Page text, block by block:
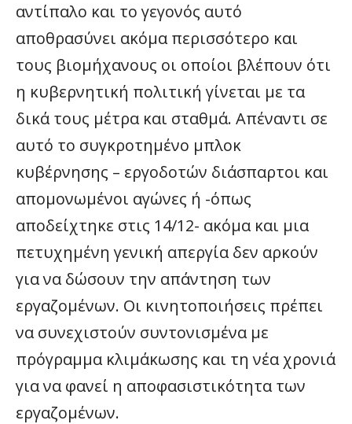
αντίπαλο και το γεγονός αυτό
αποθρασύνει ακόμα περισσότερο και
τους βιομήχανους οι οποίοι βλέπουν ότι
η κυβερνητική πολιτική γίνεται με τα
δικά τους μέτρα και σταθμά. Απέναντι σε
αυτό το συγκροτημένο μπλοκ
κυβέρνησης – εργοδοτών διάσπαρτοι και
απομονωμένοι αγώνες ή -όπως
αποδείχτηκε στις 14/12- ακόμα και μια
πετυχημένη γενική απεργία δεν αρκούν
για να δώσουν την απάντηση των
εργαζομένων. Οι κινητοποιήσεις πρέπει
να συνεχιστούν συντονισμένα με
πρόγραμμα κλιμάκωσης και τη νέα χρονιά
για να φανεί η αποφασιστικότητα των
εργαζομένων.